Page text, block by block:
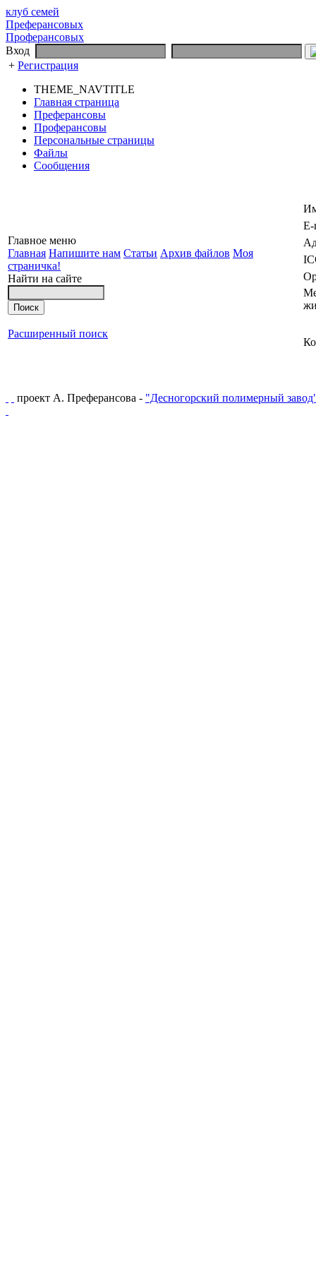
клуб семей
Преферансовых
Проферансовых
Вход
+ Регистрация
THEME_NAVTITLE
Главная страница
Преферансовы
Проферансовы
Персональные страницы
Файлы
Сообщения
Главное меню
Главная Напишите нам Статьи Архив файлов Моя
страничка!
Найти на сайте
Расширенный поиск
E-
проект А. Преферансова - "Десногорский полимерный